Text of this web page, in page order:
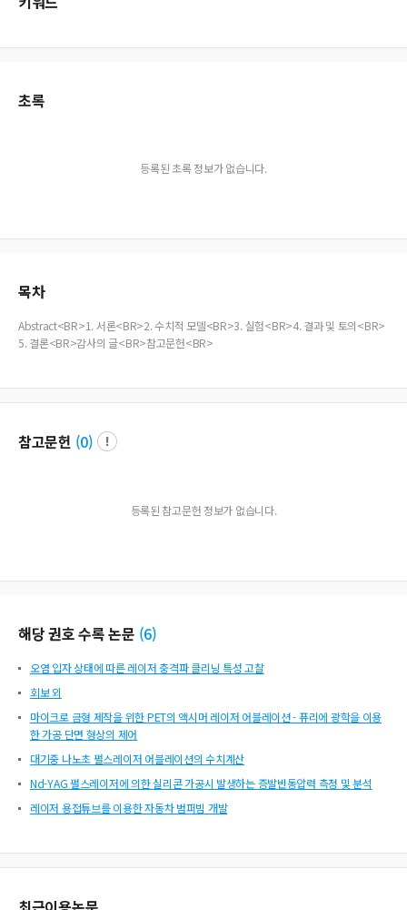
초록
등록된 초록 정보가 없습니다.
목차
Abstract<BR>1. 서론<BR>2. 수치적 모델<BR>3. 실험<BR>4. 결과 및 토의<BR>
5. 결론<BR>감사의 글<BR>참고문헌<BR>
참고문헌 (0)
등록된 참고문헌 정보가 없습니다.
해당 권호 수록 논문 (6)
오염 입자 상태에 따른 레이저 충격파 클리닝 특성 고찰
회보 외
마이크로 금형 제작을 위한 PET의 액시머 레이저 어블레이션 - 퓨리에 광학을 이용
한 가공 단면 형상의 제어
대기중 나노초 펄스레이저 어블레이션의 수치계산
Nd-YAG 펄스레이저에 의한 실리콘 가공시 발생하는 증발반동압력 측정 및 분석
레이저 용접튜브를 이용한 자동차 범퍼빔 개발